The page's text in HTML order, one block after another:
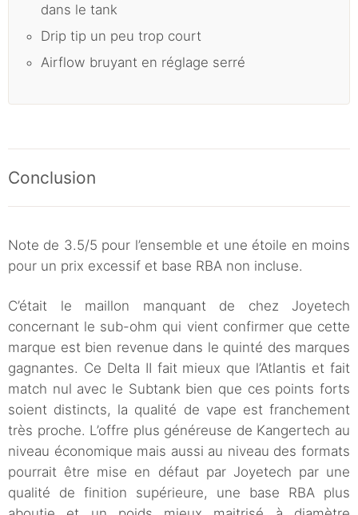
dans le tank
Drip tip un peu trop court
Airflow bruyant en réglage serré
Conclusion
Note de 3.5/5 pour l’ensemble et une étoile en moins
pour un prix excessif et base RBA non incluse.
C’était le maillon manquant de chez Joyetech
concernant le sub-ohm qui vient confirmer que cette
marque est bien revenue dans le quinté des marques
gagnantes. Ce Delta II fait mieux que l’Atlantis et fait
match nul avec le Subtank bien que ces points forts
soient distincts, la qualité de vape est franchement
très proche. L’offre plus généreuse de Kangertech au
niveau économique mais aussi au niveau des formats
pourrait être mise en défaut par Joyetech par une
qualité de finition supérieure, une base RBA plus